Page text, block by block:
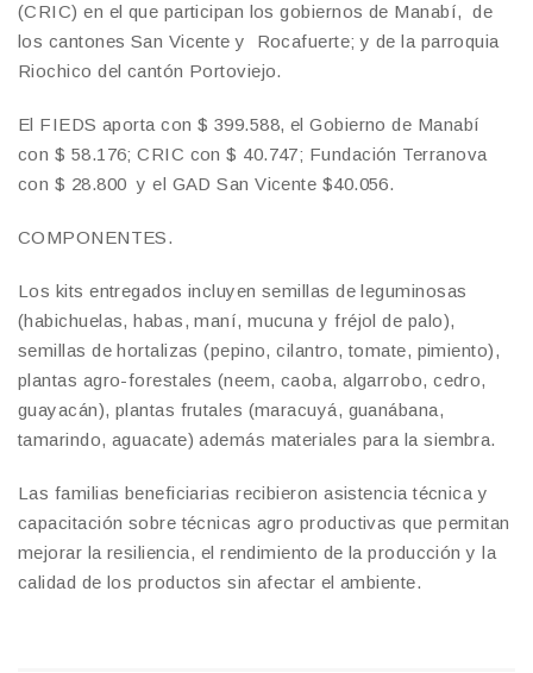
(CRIC) en el que participan los gobiernos de Manabí, de
los cantones San Vicente y Rocafuerte; y de la parroquia
Riochico del cantón Portoviejo.
El FIEDS aporta con $ 399.588, el Gobierno de Manabí
con $ 58.176; CRIC con $ 40.747; Fundación Terranova
con $ 28.800 y el GAD San Vicente $40.056.
COMPONENTES.
Los kits entregados incluyen semillas de leguminosas
(habichuelas, habas, maní, mucuna y fréjol de palo),
semillas de hortalizas (pepino, cilantro, tomate, pimiento),
plantas agro-forestales (neem, caoba, algarrobo, cedro,
guayacán), plantas frutales (maracuyá, guanábana,
tamarindo, aguacate) además materiales para la siembra.
Las familias beneficiarias recibieron asistencia técnica y
capacitación sobre técnicas agro productivas que permitan
mejorar la resiliencia, el rendimiento de la producción y la
calidad de los productos sin afectar el ambiente.